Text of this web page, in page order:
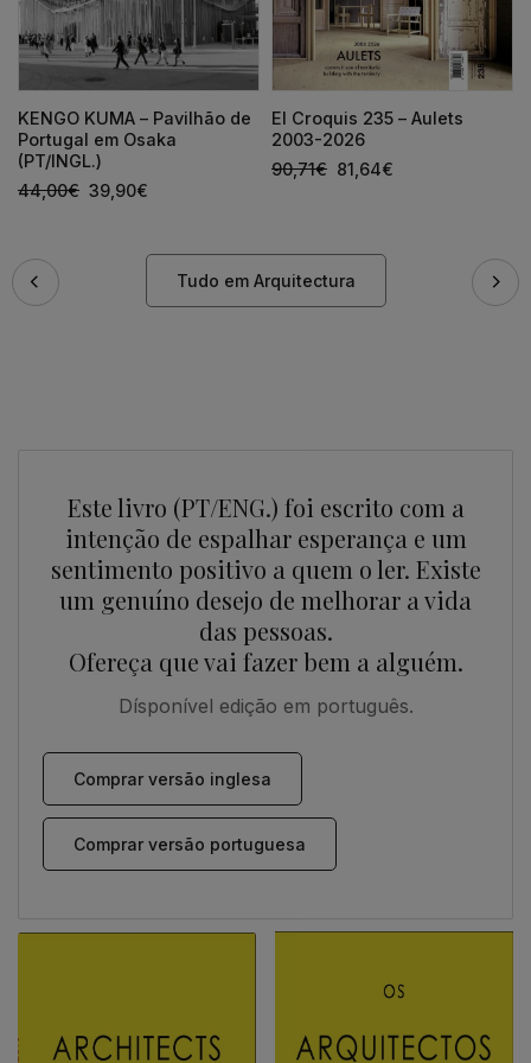
KENGO KUMA – Pavilhão de
Portugal em Osaka
(PT/INGL.)
44,00€ 39,90€
El Croquis 235 – Aulets
2003-2026
90,71€ 81,64€
Tudo em Arquitectura
Este livro (PT/ENG.) foi escrito com a
intenção de espalhar esperança e um
sentimento positivo a quem o ler. Existe
um genuíno desejo de melhorar a vida
das pessoas.
Ofereça que vai fazer bem a alguém.
Dísponível edição em português.
Comprar versão inglesa
Comprar versão portuguesa